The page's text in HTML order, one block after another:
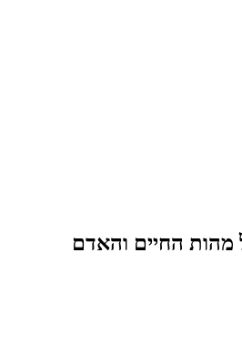
החיים והאדם